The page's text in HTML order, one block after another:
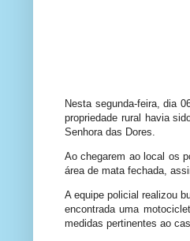
Nesta segunda-feira, dia
propriedade rural havia
Senhora das Dores.
Ao chegarem ao local os
área de mata fechada,
A equipe policial realizou
encontrada uma
medidas pertinentes ao